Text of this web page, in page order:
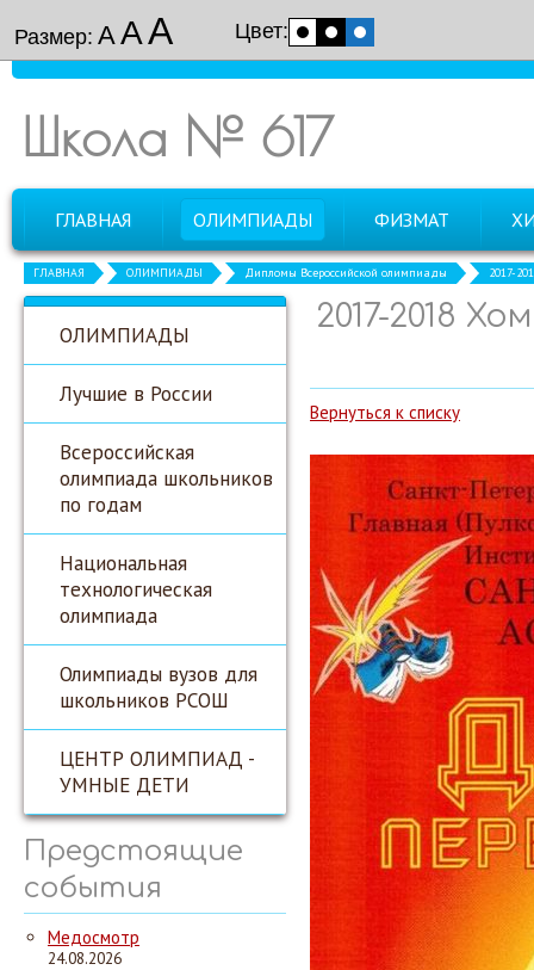
Размер: ААА Цвет:
Школа № 617
ГЛАВНАЯ ОЛИМПИАДЫ ФИЗМАТ
ГЛАВНАЯ ОЛИМПИАДЫ Дипломы Всероссийской олимпиады 2017-
ОЛИМПИАДЫ
Лучшие в России
Всероссийская
олимпиада школьников
по годам
Национальная
технологическая
олимпиада
Олимпиады вузов для
школьников РСОШ
ЦЕНТР ОЛИМПИАД -
УМНЫЕ ДЕТИ
Предстоящие
события
Медосмотр
24.08.2026
2017-2018
Вернуться к списку